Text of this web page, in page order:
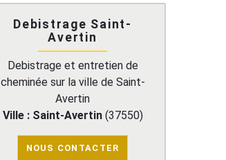
Debistrage Saint-
Avertin
Debistrage et entretien de
cheminée sur la ville de Saint-
Avertin
Ville : Saint-Avertin(37550)
NOUS CONTACTER